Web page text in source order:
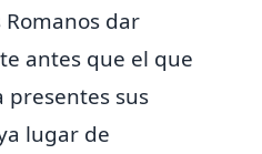
dar
antes que el que
presentes sus
lugar de